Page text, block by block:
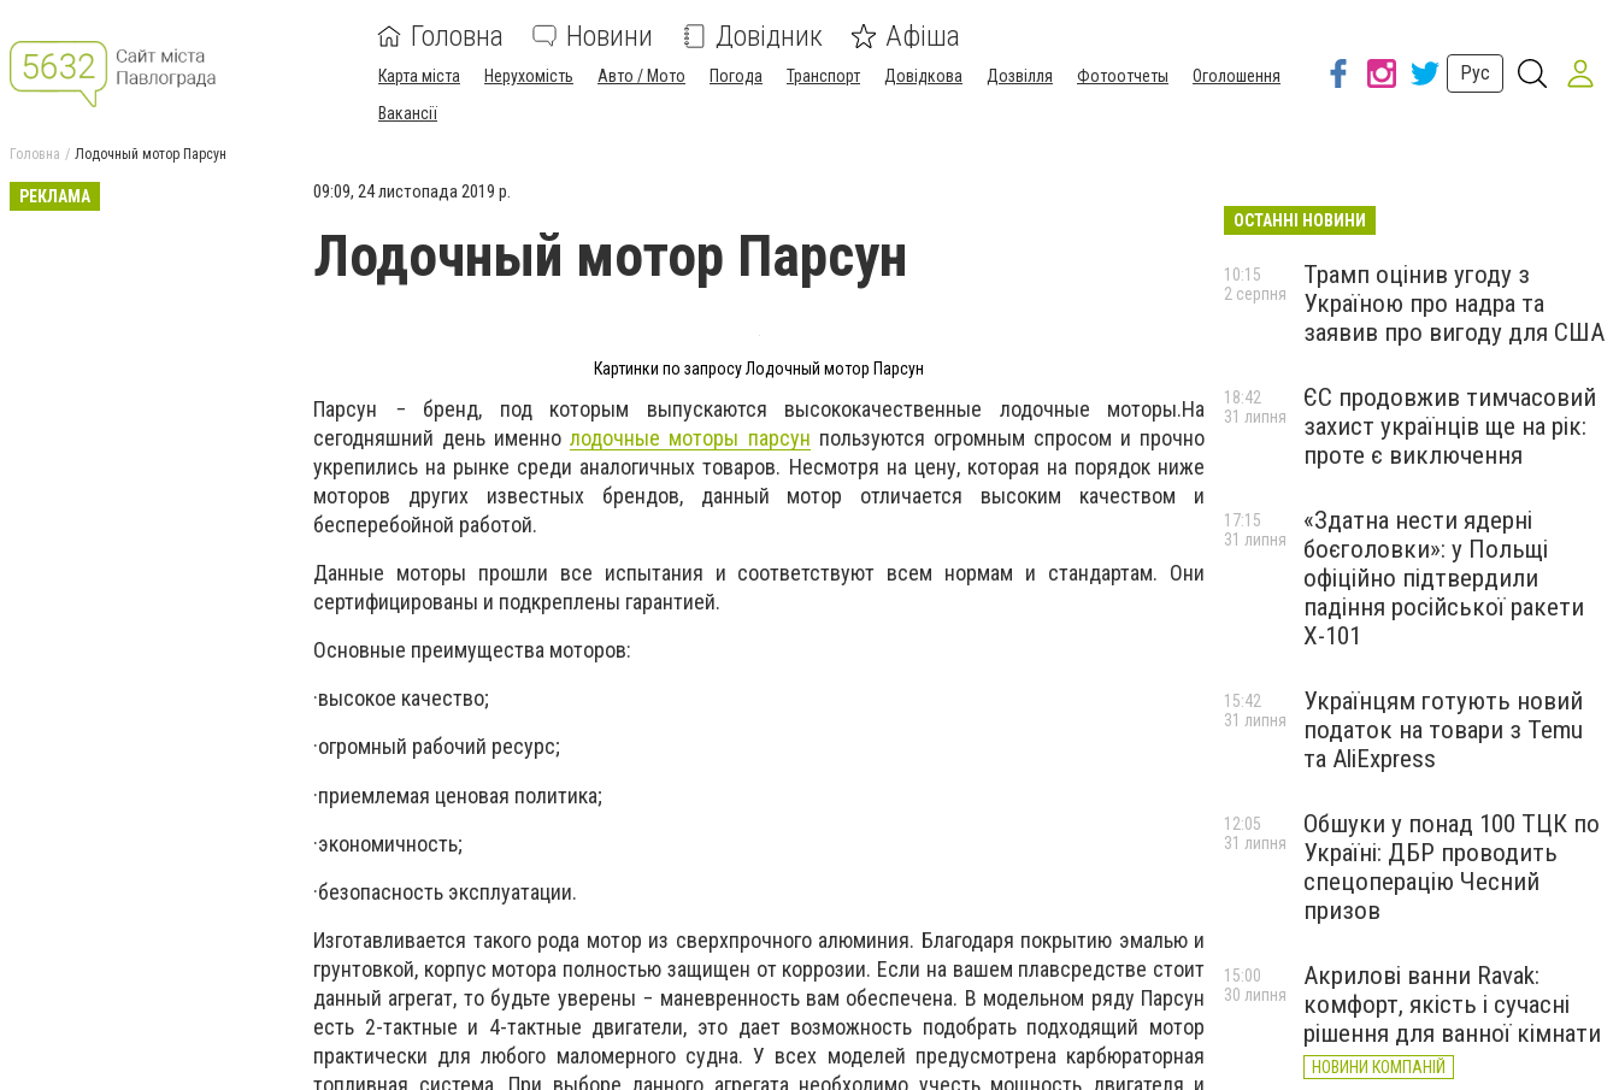
Головна Новини Довідник Афіша
Карта міста Нерухомість Авто / Мото Погода Транспорт Довідкова Дозвілля Фотоотчеты
Оголошення
Вакансії
Рус
Головна Лодочный мотор Парсун
РЕКЛАМА 09:09, 24 листопада 2019 р.
Лодочный мотор Парсун
Картинки по запросу Лодочный мотор Парсун
Парсун − бренд, под которым выпускаются высококачественные лодочные моторы.На
сегодняшний день именнолодочные моторы парсун пользуются огромным спросом и прочно
укрепились на рынке среди аналогичных товаров. Несмотря на цену, которая на порядок ниже
моторов других известных брендов, данный мотор отличается высоким качеством и
бесперебойной работой.
Данные моторы прошли все испытания и соответствуют всем нормам и стандартам. Они
сертифицированы и подкреплены гарантией.
Основные преимущества моторов:
·высокое качество;
·огромный рабочий ресурс;
·приемлемая ценовая политика;
·экономичность;
·безопасность эксплуатации.
Изготавливается такого рода мотор из сверхпрочного алюминия. Благодаря покрытию эмалью и
грунтовкой, корпус мотора полностью защищен от коррозии. Если на вашем плавсредстве стоит
данный агрегат, то будьте уверены − маневренность вам обеспечена. В модельном ряду Парсун
есть 2-тактные и 4-тактные двигатели, это дает возможность подобрать подходящий мотор
практически для любого маломерного судна. У всех моделей предусмотрена карбюраторная
топливная система. При выборе данного агрегата необходимо учесть мощность двигателя и
ОСТАННІ НОВИНИ
Трамп оцінив угоду з
Україною про надра та
заявив про вигоду для США
10:15
2 серпня
ЄС продовжив тимчасовий
захист українців ще на рік:
проте є виключення
18:42
31 липня
«Здатна нести ядерні
боєголовки»: у Польщі
офіційно підтвердили
падіння російської ракети
Х-101
17:15
31 липня
Українцям готують новий
податок на товари з Temu
та AliExpress
15:42
31 липня
Обшуки у понад 100 ТЦК по
Україні: ДБР проводить
спецоперацію Чесний
призов
12:05
31 липня
Акрилові ванни Ravak:
комфорт, якість і сучасні
рішення для ванної кімнати
НОВИНИ КОМПАНІЙ
15:00
30 липня